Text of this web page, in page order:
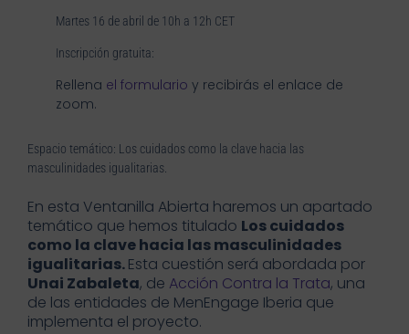
Martes 16 de abril de 10h a 12h CET
Inscripción gratuita:
Rellena el formulario y recibirás el enlace de
zoom.
Espacio temático: Los cuidados como la clave hacia las
masculinidades igualitarias.
En esta Ventanilla Abierta haremos un apartado
temático que hemos titulado Los cuidados
como la clave hacia las masculinidades
igualitarias.Esta cuestión será abordada por
Unai Zabaleta, de Acción Contra la Trata, una
de las entidades de MenEngage Iberia que
implementa el proyecto.